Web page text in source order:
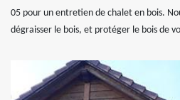
05 pour un entretien de chalet en bois.
dégraisser le bois, et protéger le bois de